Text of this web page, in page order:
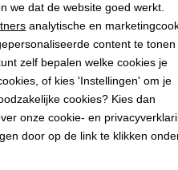
een top, blazer of jurk die je
krijg je een goed beeld van de
weet beter wat je kunt
Marketing cookies
we dat de website goed werkt.
analytische en
content te tonen
zelf bepalen welke cookies je
of kies 'Instellingen' om je
cookies? Kies dan
onze cookie- en
door op de link te klikken